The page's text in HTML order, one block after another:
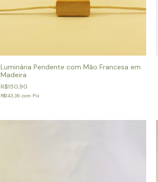
Luminária Pendente com Mão Francesa em
Madeira
R$150,90
R$143,36 com Pix